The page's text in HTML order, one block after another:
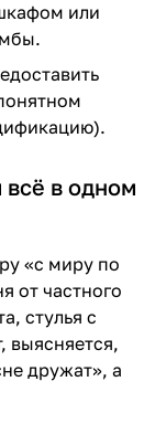
или
в одном
«с миру по
от частного
стулья с
выясняется,
дружат», а